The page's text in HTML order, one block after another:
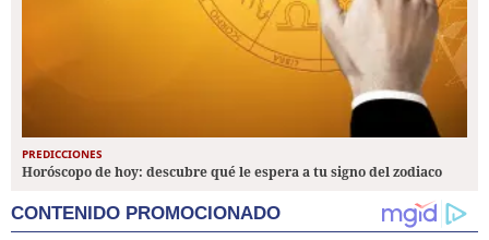
PREDICCIONES
Horóscopo de hoy: descubre qué le espera a tu signo del zodiaco
CONTENIDO PROMOCIONADO